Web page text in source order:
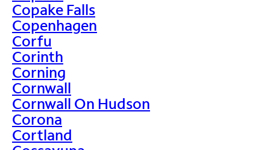
Copake Falls
Copenhagen
Corfu
Corinth
Corning
Cornwall
Cornwall On Hudson
Corona
Cortland